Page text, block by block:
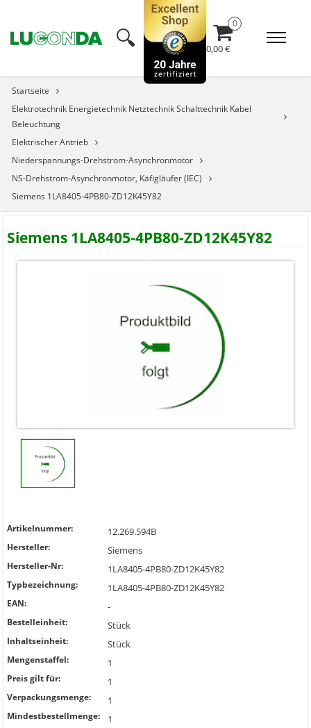
🔍︎ 0,00 €
Startseite
Elektrotechnik Energietechnik Netztechnik Schalttechnik Kabel
Beleuchtung
Elektrischer Antrieb
Niederspannungs-Drehstrom-Asynchronmotor
NS-Drehstrom-Asynchronmotor, Käfigläufer (IEC)
Siemens 1LA8405-4PB80-ZD12K45Y82
Siemens 1LA8405-4PB80-ZD12K45Y82
Artikelnummer: 12.269.594B
Hersteller: Siemens
Hersteller-Nr: 1LA8405-4PB80-ZD12K45Y82
Typbezeichnung: 1LA8405-4PB80-ZD12K45Y82
EAN: -
Bestelleinheit: Stück
Inhaltseinheit: Stück
Mengenstaffel: 1
Preis gilt für: 1
Verpackungsmenge: 1
Mindestbestellmenge: 1